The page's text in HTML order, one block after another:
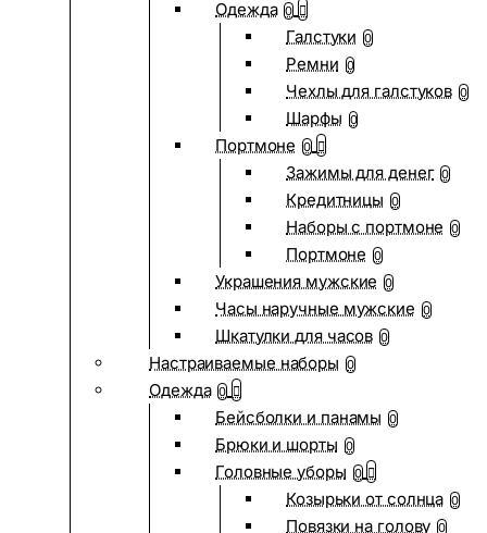
Одежда 0
Галстуки 0
Ремни 0
Чехлы для галстуков 0
Шарфы 0
Портмоне 0
Зажимы для денег 0
Кредитницы 0
Наборы с портмоне 0
Портмоне 0
Украшения мужские 0
Часы наручные мужские 0
Шкатулки для часов 0
Настраиваемые наборы 0
Одежда 0
Бейсболки и панамы 0
Брюки и шорты 0
Головные уборы 0
Козырьки от солнца 0
Повязки на голову 0